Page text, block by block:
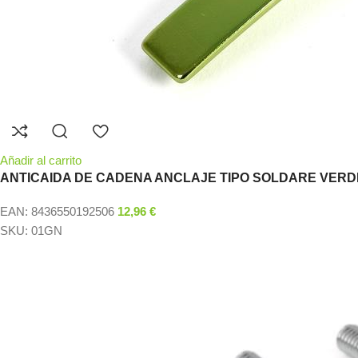
Añadir al carrito
ANTICAIDA DE CADENA ANCLAJE TIPO SOLDARE
EAN: 8436550192506 12,96 €
SKU: 01GN